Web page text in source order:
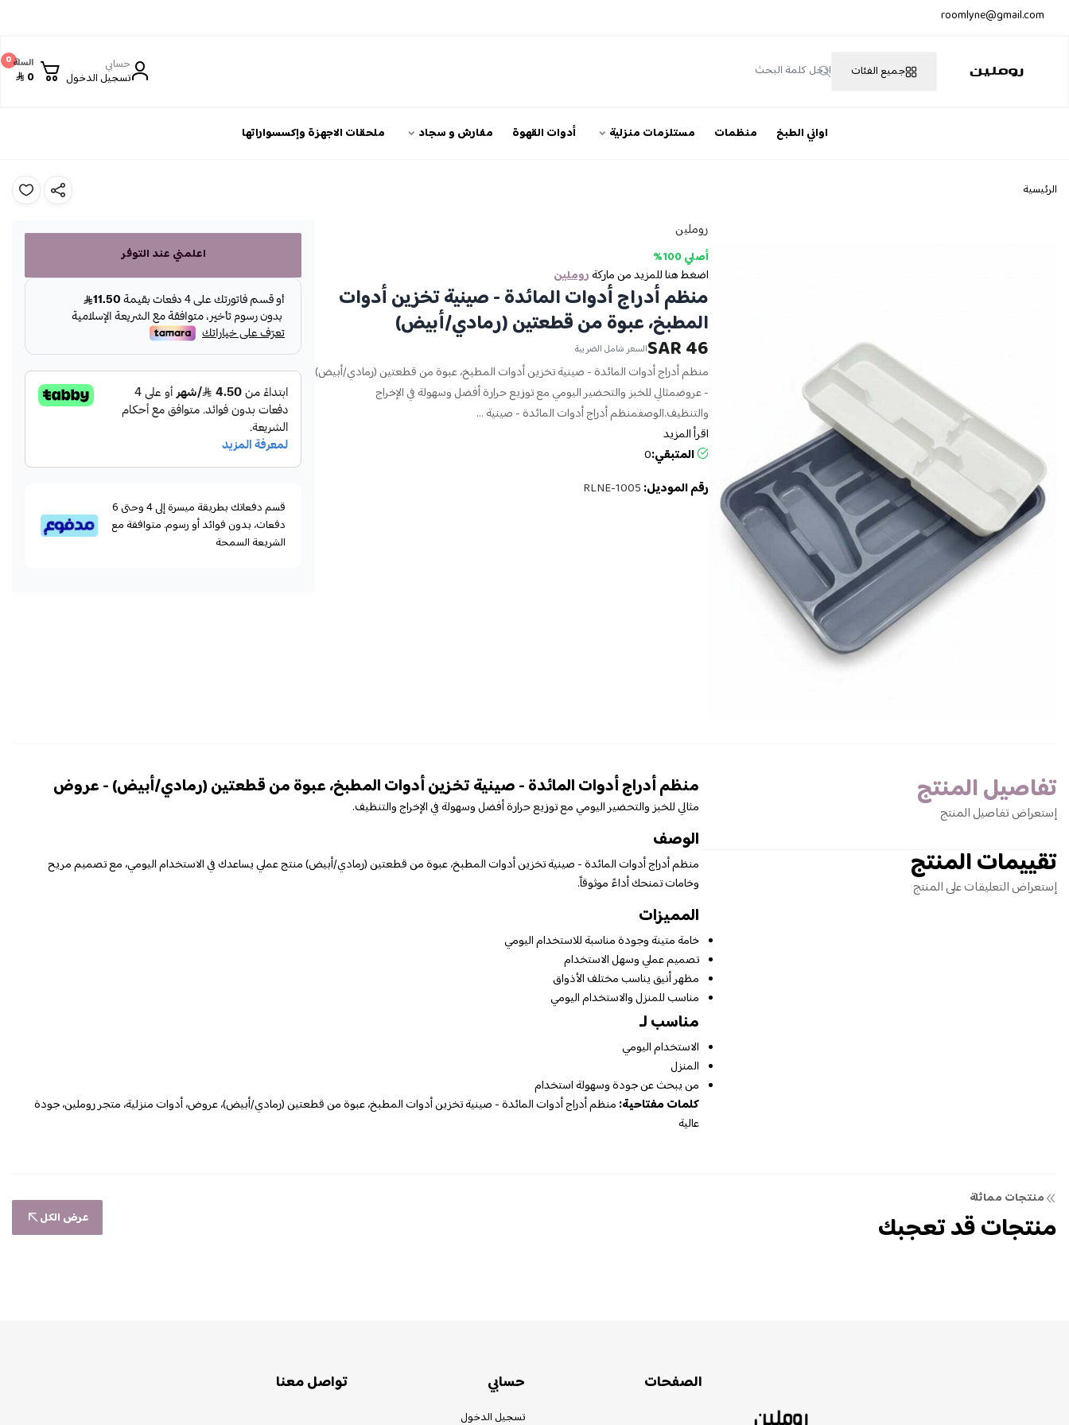
roomlyne@gmail.com
روملين جميع الفئات حسابي
تسجيل الدخول
0السلة
0
اواني الطبخ منظمات مستلزمات منزلية أدوات القهوة مفارش و سجاد ملحقات الاجهزة وإكسسواراتها
الرئيسية
روملين
أصلي 100%
اضغط هنا للمزيد من ماركةروملين
منظم أدراج أدوات المائدة - صينية تخزين أدوات
المطبخ، عبوة من قطعتين (رمادي/أبيض)
46 SAR السعر شامل الضريبة
منظم أدراج أدوات المائدة - صينية تخزين أدوات المطبخ، عبوة من قطعتين (رمادي/أبيض)
- عروضمثالي للخبز والتحضير اليومي مع توزيع حرارة أفضل وسهولة في الإخراج
والتنظيف.الوصفمنظم أدراج أدوات المائدة - صينية ...
اقرأ المزيد
المتبقي:0
رقم الموديل: RLNE-1005
اعلمني عند التوفر
قسم دفعاتك بطريقة ميسرة إلى 4 وحتى 6
دفعات، بدون فوائد أو رسوم. متوافقة مع
الشريعة السمحة
تفاصيل المنتج
إستعراض تفاصيل المنتج
تقييمات المنتج
إستعراض التعليقات على المنتج
منظم أدراج أدوات المائدة - صينية تخزين أدوات المطبخ، عبوة من قطعتين (رمادي/أبيض) - عروض
مثالي للخبز والتحضير اليومي مع توزيع حرارة أفضل وسهولة في الإخراج والتنظيف.
الوصف
منظم أدراج أدوات المائدة - صينية تخزين أدوات المطبخ، عبوة من قطعتين (رمادي/أبيض) منتج عملي يساعدك في الاستخدام اليومي، مع تصميم مريح
وخامات تمنحك أداءً موثوقاً.
المميزات
خامة متينة وجودة مناسبة للاستخدام اليومي
تصميم عملي وسهل الاستخدام
مظهر أنيق يناسب مختلف الأذواق
مناسب للمنزل والاستخدام اليومي
مناسب لـ
الاستخدام اليومي
المنزل
من يبحث عن جودة وسهولة استخدام
كلمات مفتاحية: منظم أدراج أدوات المائدة - صينية تخزين أدوات المطبخ، عبوة من قطعتين (رمادي/أبيض)، عروض، أدوات منزلية، متجر روملين، جودة
عالية
منتجات مماثلة
منتجات قد تعجبك عرض الكل
الصفحات حسابي
تسجيل الدخول
تواصل معنا